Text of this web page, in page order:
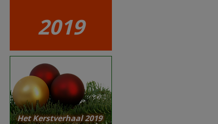
2019
Het Kerstverhaal 2019